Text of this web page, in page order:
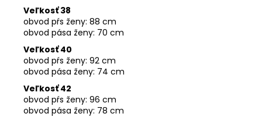
Veľkosť 38
obvod pŕs ženy: 88 cm
obvod pása ženy: 70 cm
Veľkosť 40
obvod pŕs ženy: 92 cm
obvod pása ženy: 74 cm
Veľkosť 42
obvod pŕs ženy: 96 cm
obvod pása ženy: 78 cm